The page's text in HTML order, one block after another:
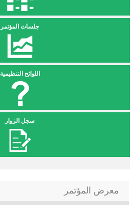
جلسات المؤتمر
اللوائح التنظيمية
سجل الزوار
معرض المؤتمر